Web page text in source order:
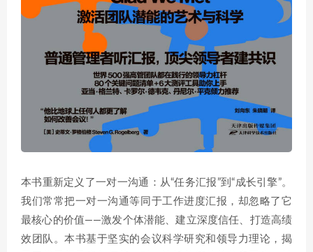
本书重新定义了一对一沟通：从“任务汇报”到“成长引擎”。
我们常常把一对一沟通等同于工作进度汇报，却忽略了它
最核心的价值——激发个体潜能、建立深度信任、打造高绩
效团队。本书基于坚实的会议科学研究和领导力理论，揭